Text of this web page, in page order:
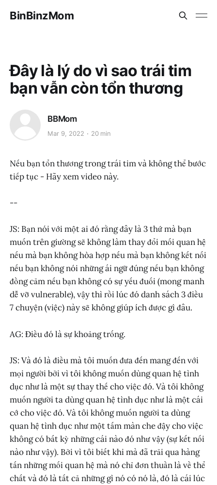
BinBinzMom
Đây là lý do vì sao trái tim
bạn vẫn còn tổn thương
BBMom
Mar 9, 2022 20 min
Nếu bạn tổn thương trong trái tim và không thể bước
tiếp tục - Hãy xem video này.
--
JS: Bạn nói với một ai đó rằng đây là 3 thứ mà bạn
muốn trên giường sẽ không làm thay đổi mối quan hệ
nếu mà bạn không hòa hợp nếu mà bạn không kết nối
nếu bạn không nói những ái ngữ đúng nếu bạn không
đồng cảm nếu bạn không có sự yếu đuối (mong manh
dễ vỡ vulnerable), vậy thì rồi lúc đó danh sách 3 điều
7 chuyện (việc) này sẽ không giúp ích được gì đâu.
AG: Điều đó là sự khoảng trống.
JS: Và đó là điều mà tôi muốn đưa đến mang đến với
mọi người bởi vì tôi không muốn dùng quan hệ tình
dục như là một sự thay thế cho việc đó. Và tôi không
muốn người ta dùng quan hệ tình dục như là một cái
cớ cho việc đó. Và tôi không muốn người ta dùng
quan hệ tình dục như một tấm màn che đậy cho việc
không có bất kỳ những cái nào đó như vậy (sự kết nối
nào như vậy). Bởi vì tôi biết khi mà đã trải qua hàng
tấn những mối quan hệ mà nó chỉ đơn thuần là về thể
chất và đó là tất cả những gì nó có nó là, đó là cái lúc